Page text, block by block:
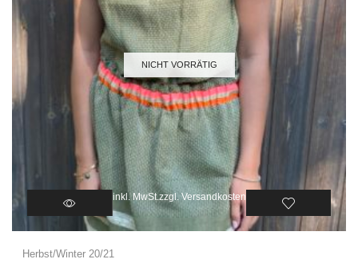
NICHT VORRÄTIG
inkl. MwSt. zzgl. Versandkosten
Herbst/Winter 20/21